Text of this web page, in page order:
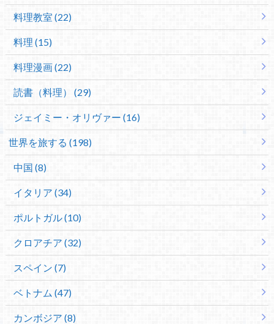
料理教室 (22)
料理 (15)
料理漫画 (22)
読書（料理） (29)
ジェイミー・オリヴァー (16)
世界を旅する (198)
中国 (8)
イタリア (34)
ポルトガル (10)
クロアチア (32)
スペイン (7)
ベトナム (47)
カンボジア (8)